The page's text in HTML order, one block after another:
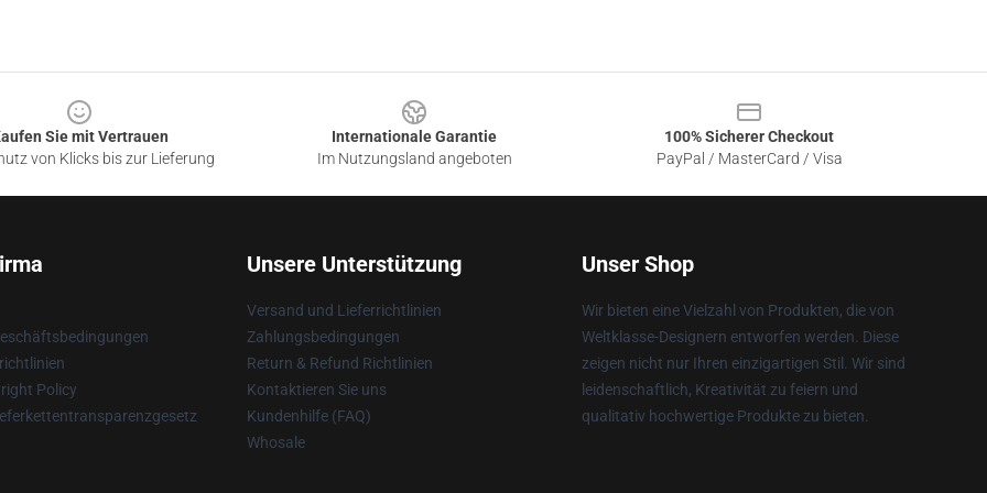
Sie mit Vertrauen
von Klicks bis zur Lieferung
Internationale Garantie
Im Nutzungsland angeboten
100% Sicherer Checkout
PayPal / MasterCard / Visa
Policy
Unsere Unterstützung
Versand und Lieferrichtlinien
Zahlungsbedingungen
Return & Refund Richtlinien
Kontaktieren Sie uns
Kundenhilfe (FAQ)
Whosale
Unser Shop
Wir bieten eine Vielzahl von Produkten, die von
Weltklasse-Designern entworfen werden. Diese
zeigen nicht nur Ihren einzigartigen Stil. Wir sind
leidenschaftlich, Kreativität zu feiern und
qualitativ hochwertige Produkte zu bieten.